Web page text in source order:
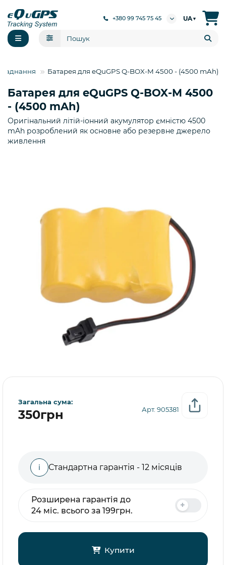
+380 99 745 75 45 UA▼
Батарея для eQuGPS Q-BOX-M 4500 - (4500 mAh)
Батарея для eQuGPS Q-BOX-M 4500
- (4500 mAh)
Оригінальний літій-іонний акумулятор ємністю 4500
mAh розроблений як основне або резервне джерело
живлення
Загальна сума:
350грн Арт. 905381
i Стандартна гарантія - 12 місяців
Розширена гарантія до
24 міс. всього за 199грн.
Купити